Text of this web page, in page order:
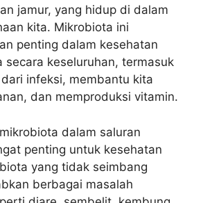
jamur, yang hidup di dalam
kita. Mikrobiota ini
penting dalam kesehatan
secara keseluruhan, termasuk
infeksi, membantu kita
dan memproduksi vitamin.
dalam saluran
penting untuk kesehatan
yang tidak seimbang
berbagai masalah